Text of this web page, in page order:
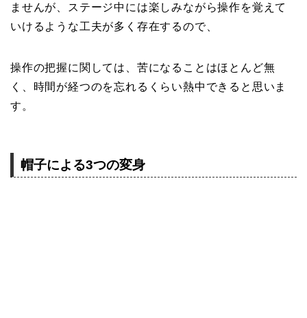
ませんが、ステージ中には楽しみながら操作を覚えて
いけるような工夫が多く存在するので、
操作の把握に関しては、苦になることはほとんど無
く、時間が経つのを忘れるくらい熱中できると思いま
す。
帽子による3つの変身